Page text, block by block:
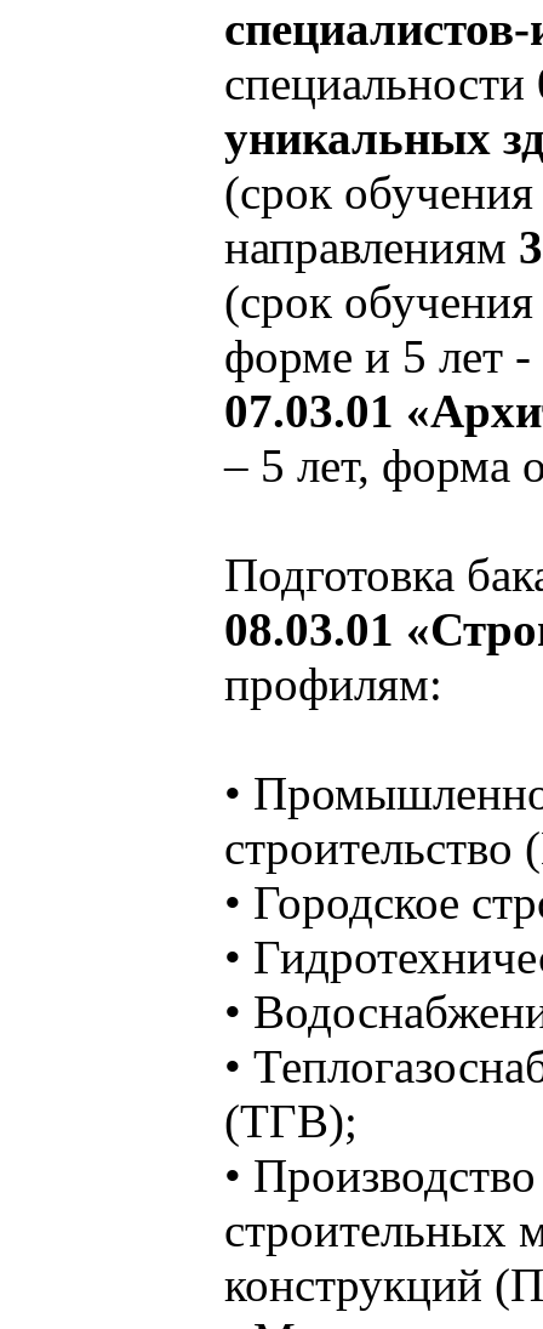
специальности
уникальных
(срок
направлениям
(срок
форме и 5 лет
07.03.01
– 5 лет, форма
Подготовка
08.03.01
профилям:
•
• Городское
•
•
•
(ТГВ);
•
строительных
конструкций